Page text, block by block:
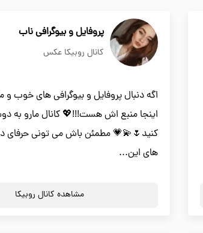
پروفایل و بیوگرافی ناب
کانال روبیکا عکس
اگه دنبال پروفایل و بیوگرافی های خوب
اینجا منبع اش هست!!!💖 کانال مارو به
کنید🌷💫💗 مطمئن باش می تونی حرفای
های این...
مشاهده کانال روبیکا